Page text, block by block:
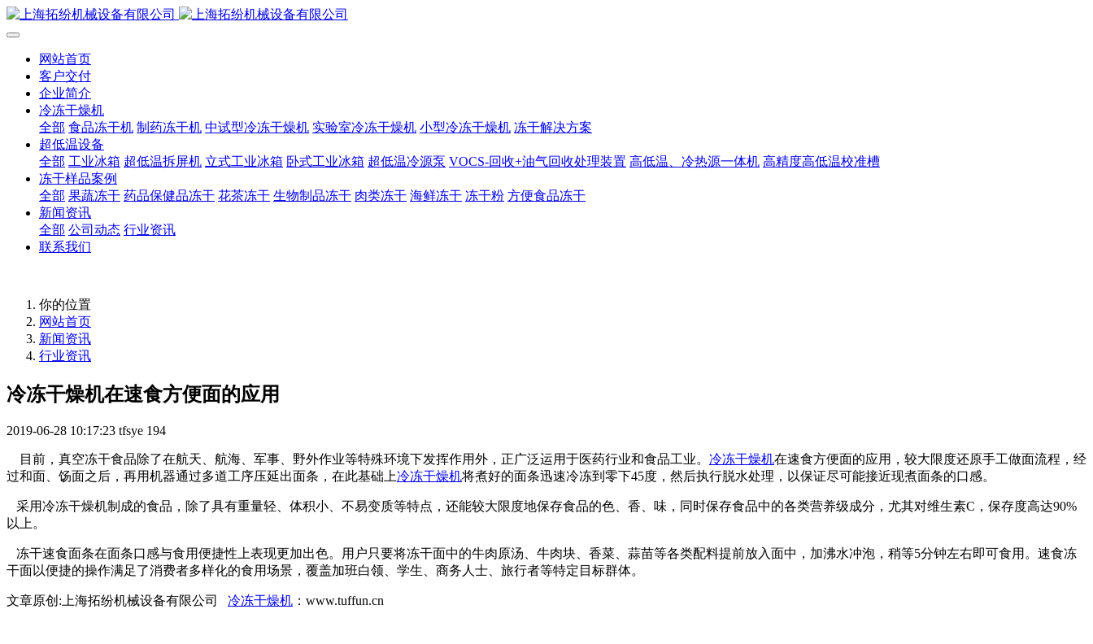
网站首页
客户交付
企业简介
冷冻干燥机
全部 食品冻干机 制药冻干机 中试型冷冻干燥机 实验室冷冻干燥机 小型冷冻干燥机 冻干解决方案
超低温设备
全部 工业冰箱 超低温拆屏机 立式工业冰箱 卧式工业冰箱 超低温冷源泵 VOCS-回收+油气回收处理装置 高低温、冷热源一体机 高精度高低温校准槽
冻干样品案例
全部 果蔬冻干 药品保健品冻干 花茶冻干 生物制品冻干 肉类冻干 海鲜冻干 冻干粉 方便食品冻干
新闻资讯
全部 公司动态 行业资讯
联系我们
你的位置
网站首页
新闻资讯
行业资讯
冷冻干燥机在速食方便面的应用
2019-06-28 10:17:23 tfsye 194
目前，真空冻干食品除了在航天、航海、军事、野外作业等特殊环境下发挥作用外，正广泛运用于医药行业和食品工业。 冷冻干燥机在速食方便面的应用，较大限度还原手工做面流程，经
过和面、饧面之后，再用机器通过多道工序压延出面条，在此基础上冷冻干燥机将煮好的面条迅速冷冻到零下45度，然后执行脱水处理，以保证尽可能接近现煮面条的口感。
采用冷冻干燥机制成的食品，除了具有重量轻、体积小、不易变质等特点，还能较大限度地保存食品的色、香、味，同时保存食品中的各类营养级成分，尤其对维生素C，保存度高达90%
以上。
冻干速食面条在面条口感与食用便捷性上表现更加出色。用户只要将冻干面中的牛肉原汤、牛肉块、香菜、蒜苗等各类配料提前放入面中，加沸水冲泡，稍等5分钟左右即可食用。速食冻
干面以便捷的操作满足了消费者多样化的食用场景，覆盖加班白领、学生、商务人士、旅行者等特定目标群体。
文章原创:上海拓纷机械设备有限公司 冷冻干燥机 ：www.tuffun.cn